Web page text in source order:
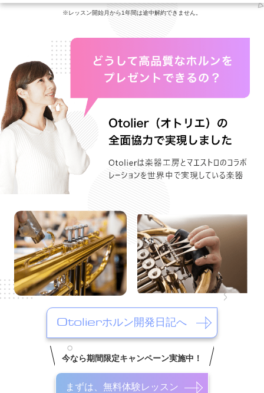
※レッスン開始月から1年間は途中解約できません。
Otolierホルン開発日記へ
今なら期間限定キャンペーン実施中！
まずは、無料体験レッスン